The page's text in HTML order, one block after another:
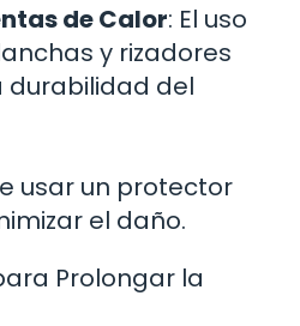
de Calor: El uso
y rizadores
durabilidad del
usar un protector
el daño.
Prolongar la